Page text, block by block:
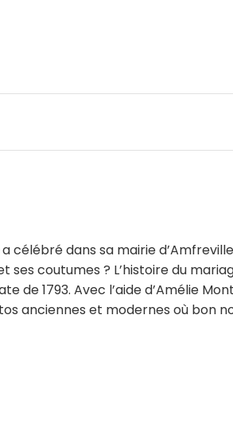
dans sa mairie
ses coutumes ? L’histoire du
1793. Avec l’aide d’Amélie
anciennes et modernes où bon